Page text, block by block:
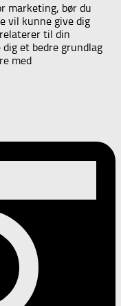
marketing, bør du
vil kunne give dig
til din
et bedre grundlag
med